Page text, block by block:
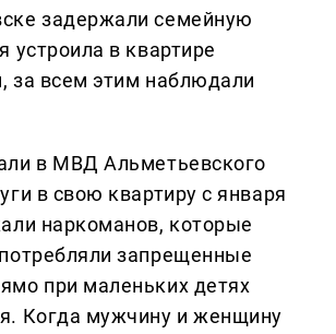
задержали семейную
устроила в квартире
за всем этим наблюдали
в МВД Альметьевского
в свою квартиру с января
наркоманов, которые
запрещенные
при маленьких детях
Когда мужчину и женщину